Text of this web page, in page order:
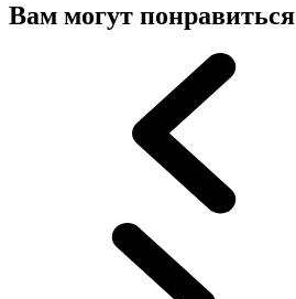
Вам могут понравиться